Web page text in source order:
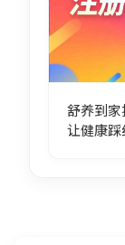
舒养到
让健康